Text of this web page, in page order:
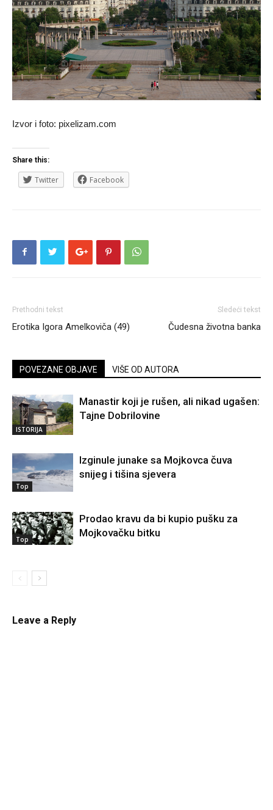
Izvor i foto: pixelizam.com
Share this:
Twitter Facebook
Prethodni tekst
Erotika Igora Amelkoviča (49)
Sledeći tekst
Čudesna životna banka
POVEZANE OBJAVE VIŠE OD AUTORA
ISTORIJA
Manastir koji je rušen, ali nikad ugašen:
Tajne Dobrilovine
Top
Izginule junake sa Mojkovca čuva
snijeg i tišina sjevera
Top
Prodao kravu da bi kupio pušku za
Mojkovačku bitku
Leave a Reply